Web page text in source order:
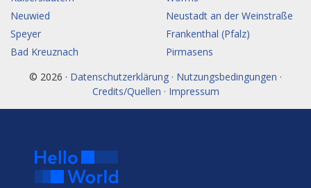
Neuwied
Neustadt an der Weinstraße
Speyer
Frankenthal (Pfalz)
Bad Kreuznach
Pirmasens
© 2026 · Datenschutzerklärung · Nutzungsbedingungen ·
Credits/Quellen · Impressum